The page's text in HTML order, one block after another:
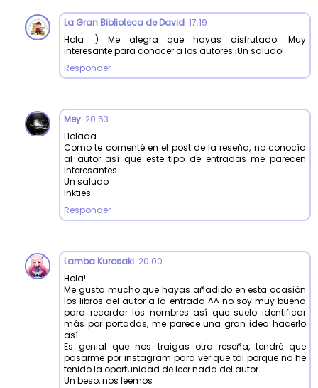
La Gran Biblioteca de David 17:19
Hola :) Me alegra que hayas disfrutado. Muy
interesante para conocer a los autores ¡Un saludo!
Responder
Mey 20:53
Holaaa
Como te comenté en el post de la reseña, no conocía
al autor así que este tipo de entradas me parecen
interesantes.
Un saludo
Inkties
Responder
Lamba Kurosaki 20:00
Hola!
Me gusta mucho que hayas añadido en esta ocasión
los libros del autor a la entrada ^^ no soy muy buena
para recordar los nombres así que suelo identificar
más por portadas, me parece una gran idea hacerlo
así.
Es genial que nos traigas otra reseña, tendré que
pasarme por instagram para ver que tal porque no he
tenido la oportunidad de leer nada del autor.
Un beso, nos leemos